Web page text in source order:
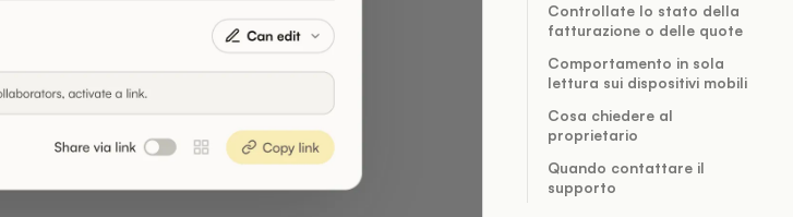
Controllate lo stato della
fatturazione o delle quote
Comportamento in sola
lettura sui dispositivi mobili
Cosa chiedere al
proprietario
Quando contattare il
supporto